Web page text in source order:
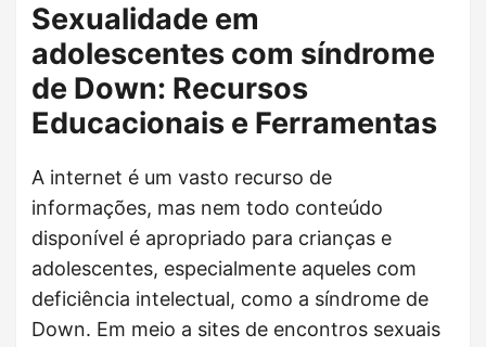
Sexualidade em
adolescentes com síndrome
de Down: Recursos
Educacionais e Ferramentas
A internet é um vasto recurso de
informações, mas nem todo conteúdo
disponível é apropriado para crianças e
adolescentes, especialmente aqueles com
deficiência intelectual, como a síndrome de
Down. Em meio a sites de encontros sexuais